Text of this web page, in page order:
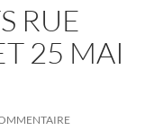
RUE
25 MAI